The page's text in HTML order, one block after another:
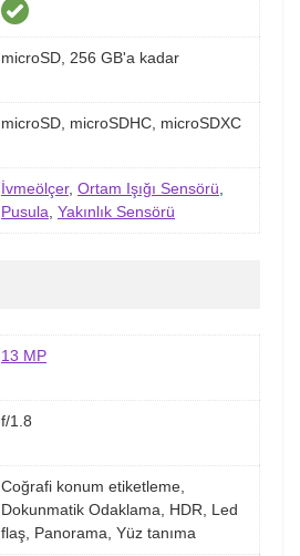
microSD, 256 GB'a kadar
microSD, microSDHC, microSDXC
İvmeölçer, Ortam Işığı Sensörü,
Pusula, Yakınlık Sensörü
13 MP
f/1.8
Coğrafi konum etiketleme,
Dokunmatik Odaklama, HDR, Led
flaş, Panorama, Yüz tanıma